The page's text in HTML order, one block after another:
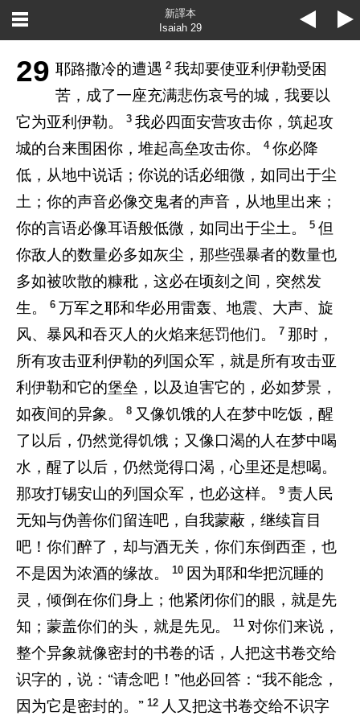
新譯本
Isaiah 29
29 耶路撒冷的遭遇 2我却要使亚利伊勒受困
苦，成了一座充满悲伤哀号的城，我要以
它为亚利伊勒。
3 我必四面安营攻击你，筑起攻
城的台来围困你，堆起高垒攻击你。
4 你必降
低，从地中说话；你说的话必细微，如同出于尘
土；你的声音必像交鬼者的声音，从地里出来；
你的言语必像耳语般低微，如同出于尘土。
5 但
你敌人的数量必多如灰尘，那些强暴者的数量也
多如被吹散的糠秕，这必在顷刻之间，突然发
生。
6 万军之耶和华必用雷轰、地震、大声、旋
风、暴风和吞灭人的火焰来惩罚他们。
7 那时，
所有攻击亚利伊勒的列国众军，就是所有攻击亚
利伊勒和它的堡垒，以及迫害它的，必如梦景，
如夜间的异象。
8 又像饥饿的人在梦中吃饭，醒
了以后，仍然觉得饥饿；又像口渴的人在梦中喝
水，醒了以后，仍然觉得口渴，心里还是想喝。
那攻打锡安山的列国众军，也必这样。
9 责人民
无知与伪善你们留连吧，自我蒙蔽，继续盲目
吧！你们醉了，却与酒无关，你们东倒西歪，也
不是因为浓酒的缘故。
10 因为耶和华把沉睡的
灵，倾倒在你们身上；他紧闭你们的眼，就是先
知；蒙盖你们的头，就是先见。
11 对你们来说，
整个异象就像密封的书卷的话，人把这书卷交给
识字的，说：“请念吧！”他必回答：“我不能念，
因为它是密封的。” 12 人又把这书卷交给不识字